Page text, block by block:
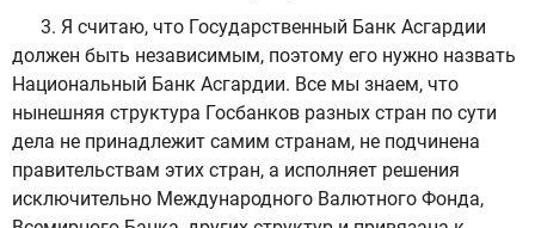
3. Я считаю, что Государственный Банк Асгардии
должен быть независимым, поэтому его нужно назвать
Национальный Банк Асгардии. Все мы знаем, что
нынешняя структура Госбанков разных стран по сути
дела не принадлежит самим странам, не подчинена
правительствам этих стран, а исполняет решения
исключительно Международного Валютного Фонда,